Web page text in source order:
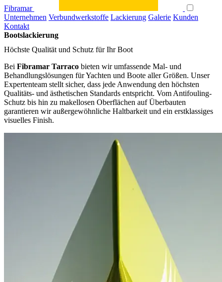
Fibramar
Unternehmen Verbundwerkstoffe Lackierung Galerie Kunden
Kontakt
Bootslackierung
Höchste Qualität und Schutz für Ihr Boot
Bei Fibramar Tarraco bieten wir umfassende Mal- und
Behandlungslösungen für Yachten und Boote aller Größen. Unser
Expertenteam stellt sicher, dass jede Anwendung den höchsten
Qualitäts- und ästhetischen Standards entspricht. Vom Antifouling-
Schutz bis hin zu makellosen Oberflächen auf Überbauten
garantieren wir außergewöhnliche Haltbarkeit und ein erstklassiges
visuelles Finish.